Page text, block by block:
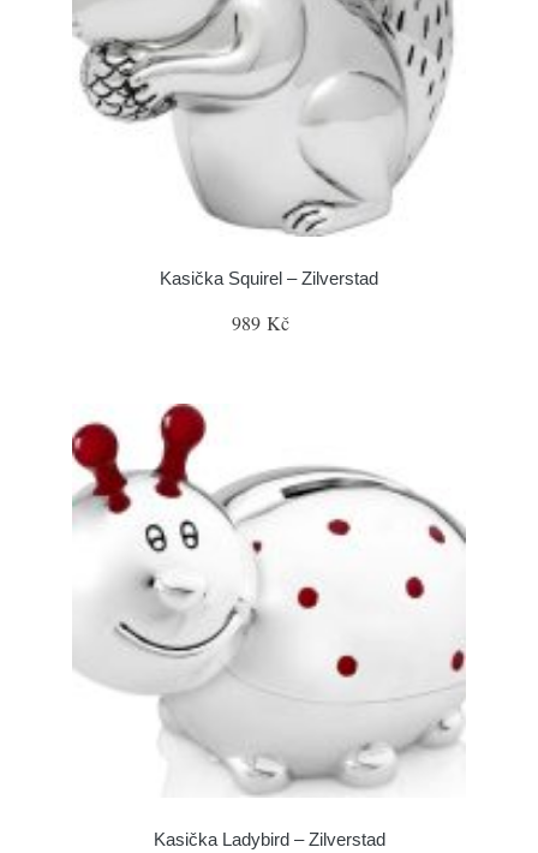
Kasička Squirel – Zilverstad
989 Kč
Kasička Ladybird – Zilverstad